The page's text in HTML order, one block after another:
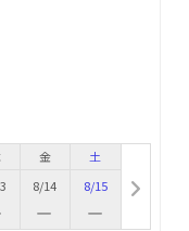
金
8/14
土
8/15